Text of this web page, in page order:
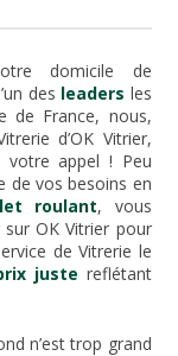
domicile de
des leaders les
de France, nous,
d’OK Vitrier,
votre appel ! Peu
de vos besoins en
roulant, vous
OK Vitrier pour
de Vitrerie le
juste reflétant
n’est trop grand